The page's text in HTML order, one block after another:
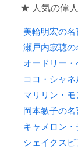
★ 人気の偉
美輪明宏の名
瀬戸内寂聴の
オードリー
ココ・シャ
マリリン・
岡本敏子の名
キャメロン
シェイクス